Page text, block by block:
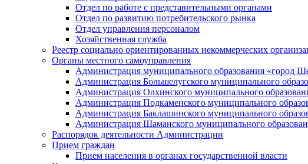
Отдел по работе с представительными органами
Отдел по развитию потребительского рынка
Отдел управления персоналом
Хозяйственная служба
Реестр социально ориентированных некоммерческих
Органы местного самоуправления
Администрация муниципального образования «город
Администрация Большелугского муниципального
Администрация Олхинского муниципального
Администрация Подкаменского муниципального
Администрация Баклашинского муниципального
Администрация Шаманского муниципального
Распорядок деятельности Администрации
Прием граждан
Прием населения в органах государственной власти